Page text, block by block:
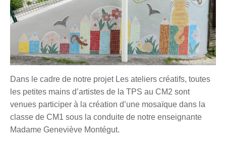
Dans le cadre de notre projet Les ateliers créatifs, toutes
les petites mains d’artistes de la TPS au CM2 sont
venues participer à la création d’une mosaïque dans la
classe de CM1 sous la conduite de notre enseignante
Madame Geneviève Montégut.